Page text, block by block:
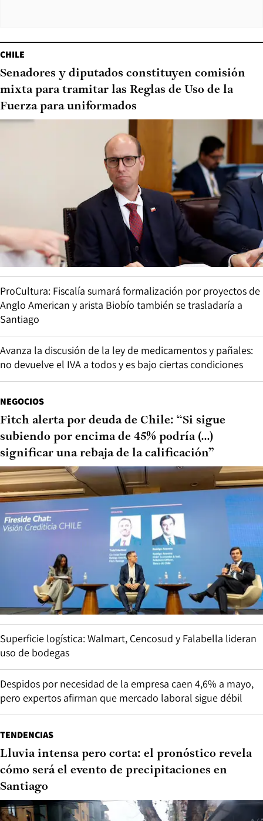
CHILE
Senadores y diputados constituyen comisión
mixta para tramitar las Reglas de Uso de la
Fuerza para uniformados
ProCultura: Fiscalía sumará formalización por proyectos de
Anglo American y arista Biobío también se trasladaría a
Santiago
Avanza la discusión de la ley de medicamentos y pañales:
no devuelve el IVA a todos y es bajo ciertas condiciones
NEGOCIOS
Fitch alerta por deuda de Chile: “Si sigue
subiendo por encima de 45% podría (...)
significar una rebaja de la calificación”
Superficie logística: Walmart, Cencosud y Falabella lideran
uso de bodegas
Despidos por necesidad de la empresa caen 4,6% a mayo,
pero expertos afirman que mercado laboral sigue débil
TENDENCIAS
Lluvia intensa pero corta: el pronóstico revela
cómo será el evento de precipitaciones en
Santiago